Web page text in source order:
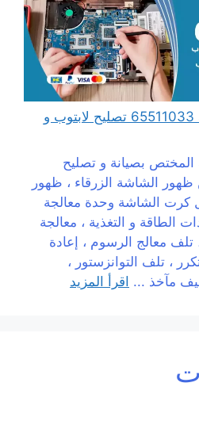
مهندس كمبيوتر الصليبية 65511033 تصليح لابتوب و
المختص بصيانة و تصليح
ظهور الشاشة الزرقاء ، ظهور
كرت الشاشة وحدة معالجة
الطاقة و التغذية ، معالجة
تلف معالج الرسوم ، إعادة
، تلف التوانزستور ،
مآخذ ... اقرأ المزيد